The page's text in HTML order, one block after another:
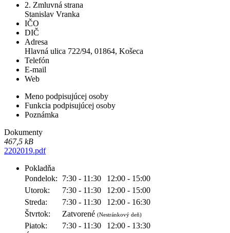
2. Zmluvná strana
Stanislav Vranka
IČO
DIČ
Adresa
Hlavná ulica 722/94, 01864, Košeca
Telefón
E-mail
Web
Meno podpisujúcej osoby
Funkcia podpisujúcej osoby
Poznámka
Dokumenty
467,5 kB
2202019.pdf
Pokladňa
Pondelok:
7:30 - 11:30
12:00 - 15:00
Utorok:
7:30 - 11:30
12:00 - 15:00
Streda:
7:30 - 11:30
12:00 - 16:30
Štvrtok:
Zatvorené (Nestránkový deň)
Piatok: 7:30 - 11:30
12:00 - 13:30